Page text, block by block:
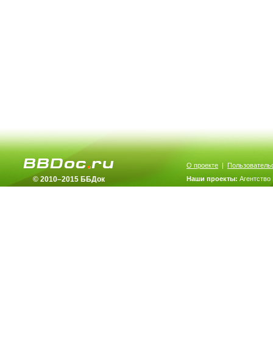
© 2010–2015 ББДок
О проекте |
Наши проекты: